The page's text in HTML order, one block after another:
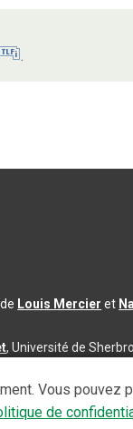
.
Louis Mercier et
, Université de
03
Vous pouvez
de